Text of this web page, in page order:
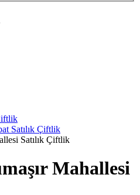
Satılık Çiftlik
Satılık Çiftlik
Mahallesi